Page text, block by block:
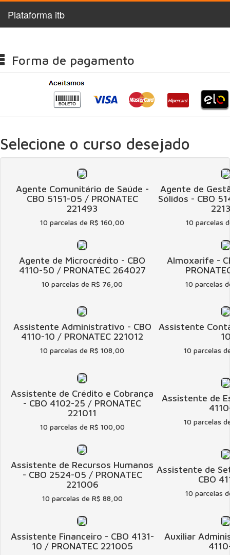
Plataforma itb
Forma de pagamento
Selecione o curso desejado
Agente Comunitário de Saúde -
CBO 5151-05 / PRONATEC
221493
10 parcelas de R$ 160,00
Agente de
Sólidos - CBO
10 parcelas
Agente de Microcrédito - CBO
4110-50 / PRONATEC 264027
10 parcelas de R$ 76,00
Almoxarife -
10 parcelas
Assistente Administrativo - CBO
4110-10 / PRONATEC 221012
10 parcelas de R$ 108,00
Assistente
10 parcelas
Assistente de Crédito e Cobrança
- CBO 4102-25 / PRONATEC
221011
10 parcelas de R$ 100,00
Assistente de
10 parcelas
Assistente de Recursos Humanos
- CBO 2524-05 / PRONATEC
221006
10 parcelas de R$ 88,00
Assistente de
CBO
10 parcelas
Assistente Financeiro - CBO 4131-
10 / PRONATEC 221005
Auxiliar